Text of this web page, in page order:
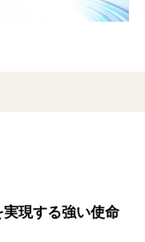
現する強い使命